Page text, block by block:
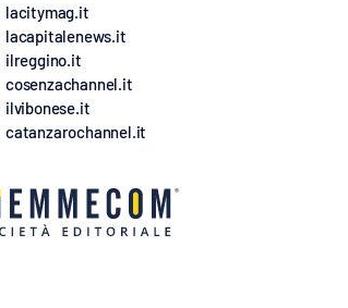
lacitymag.it
lacapitalenews.it
ilreggino.it
cosenzachannel.it
ilvibonese.it
catanzarochannel.it